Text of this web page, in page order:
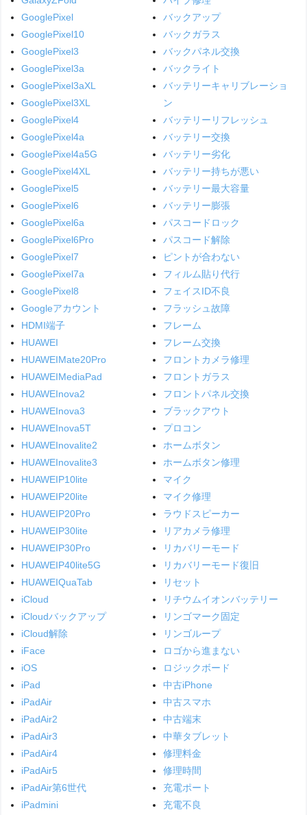
GooglePixel
GooglePixel10
GooglePixel3
GooglePixel3a
GooglePixel3aXL
GooglePixel3XL
GooglePixel4
GooglePixel4a
GooglePixel4a5G
GooglePixel4XL
GooglePixel5
GooglePixel6
GooglePixel6a
GooglePixel6Pro
GooglePixel7
GooglePixel7a
GooglePixel8
Googleアカウント
HDMI端子
HUAWEI
HUAWEIMate20Pro
HUAWEIMediaPad
HUAWEInova2
HUAWEInova3
HUAWEInova5T
HUAWEInovalite2
HUAWEInovalite3
HUAWEIP10lite
HUAWEIP20lite
HUAWEIP20Pro
HUAWEIP30lite
HUAWEIP30Pro
HUAWEIP40lite5G
HUAWEIQuaTab
iCloud
iCloudバックアップ
iCloud解除
iFace
iOS
iPad
iPadAir
iPadAir2
iPadAir3
iPadAir4
iPadAir5
iPadAir第6世代
iPadmini
バックアップ
バックガラス
バックパネル交換
バックライト
バッテリーキャリブレーショ
ン
バッテリーリフレッシュ
バッテリー交換
バッテリー劣化
バッテリー持ちが悪い
バッテリー最大容量
バッテリー膨張
パスコードロック
パスコード解除
ピントが合わない
フィルム貼り代行
フェイスID不良
フラッシュ故障
フレーム
フレーム交換
フロントカメラ修理
フロントガラス
フロントパネル交換
ブラックアウト
プロコン
ホームボタン
ホームボタン修理
マイク
マイク修理
ラウドスピーカー
リアカメラ修理
リカバリーモード
リカバリーモード復旧
リセット
リチウムイオンバッテリー
リンゴマーク固定
リンゴループ
ロゴから進まない
ロジックボード
中古iPhone
中古スマホ
中古端末
中華タブレット
修理料金
修理時間
充電ポート
充電不良